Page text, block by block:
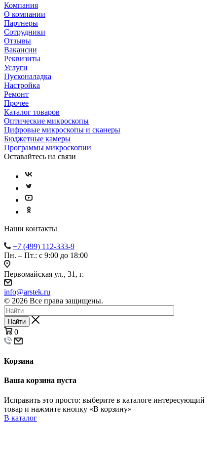
Компания
О компании
Партнеры
Сотрудники
Отзывы
Вакансии
Реквизиты
Услуги
Пусконаладка
Настройка
Ремонт
Прочее
Каталог товаров
Оптические микроскопы
Цифровые микроскопы и сканеры
Бюджетные камеры
Программы микроскопии
Оставайтесь на связи
Наши контакты
+7 (499) 112-333-9
Пн. – Пт.: с 9:00 до 18:00
Первомайская ул., 31, г.
info@arstek.ru
© 2026 Все права защищены.
Найти
0
Корзина
Ваша корзина пуста
Исправить это просто: выберите в каталоге интересующий
товар и нажмите кнопку «В корзину»
В каталог